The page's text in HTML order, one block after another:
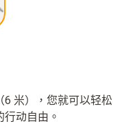
米），您就可以轻松
动自由。